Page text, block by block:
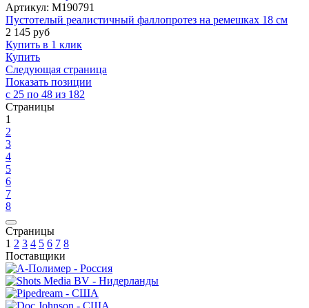
Артикул: M190791
Пустотелый реалистичный фаллопротез на ремешках 18 см
2 145 руб
Купить в 1 клик
Купить
Следующая страница
Показать позиции
с 25 по 48 из 182
Страницы
1
2
3
4
5
6
7
8
Страницы
1 2 3 4 5 6 7 8
Поставщики